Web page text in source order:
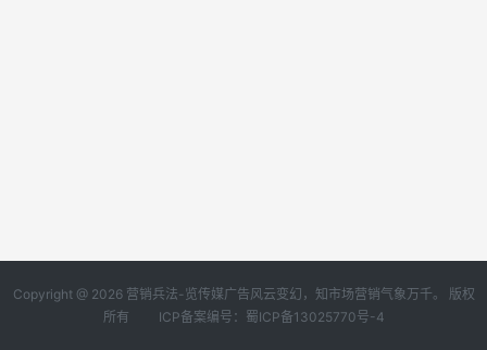
Copyright @ 2026 营销兵法-览传媒广告风云变幻，知市场营销气象万千。 版权
所有 ICP备案编号：蜀ICP备13025770号-4